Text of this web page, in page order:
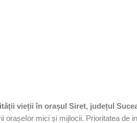
vieții în orașul Siret, județul
orașeIor mici și mijlocii. Prioritatea de